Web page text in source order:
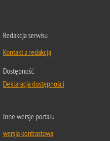
Redakcja serwisu
Kontakt z redakcją
Dostępność
Deklaracja dostępności
Inne wersje portalu
wersja kontrastowa